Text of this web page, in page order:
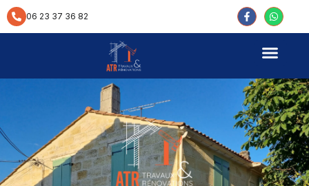
principal06 23 37 36 82